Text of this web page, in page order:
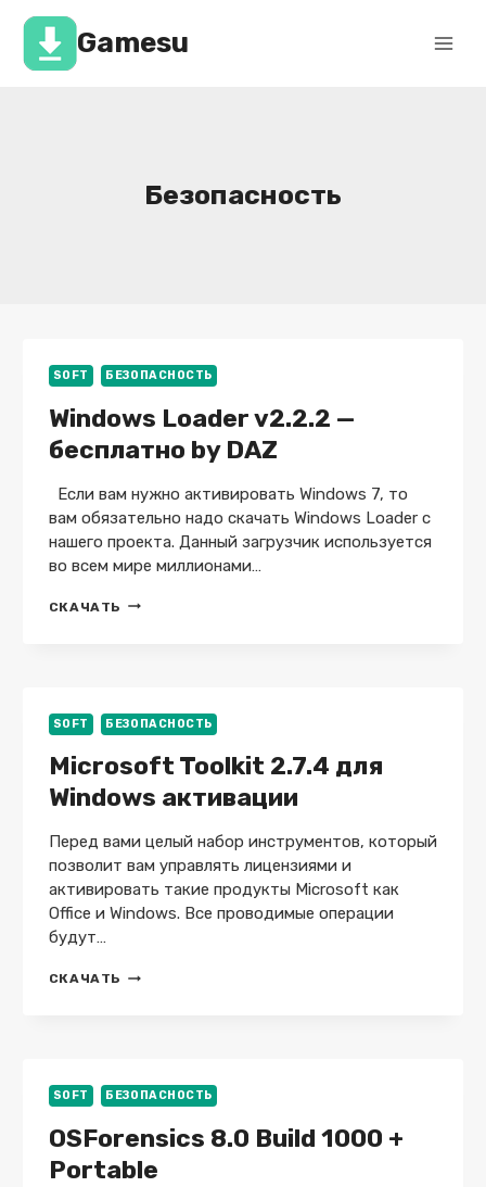
Перейти
содержимомуGamesu
Безопасность
SOFT БЕЗОПАСНОСТЬ
Windows Loader v2.2.2 —
бесплатно by DAZ
Если вам нужно активировать Windows 7, то
вам обязательно надо скачать Windows Loader с
нашего проекта. Данный загрузчик используется
во всем мире миллионами…
СКАЧАТЬ WINDOWS
DAZ
SOFT БЕЗОПАСНОСТЬ
Microsoft Toolkit 2.7.4 для
Windows активации
Перед вами целый набор инструментов, который
позволит вам управлять лицензиями и
активировать такие продукты Microsoft как
Office и Windows. Все проводимые операции
будут…
СКАЧАТЬ MICROSOFT
SOFT БЕЗОПАСНОСТЬ
OSForensics 8.0 Build 1000 +
Portable